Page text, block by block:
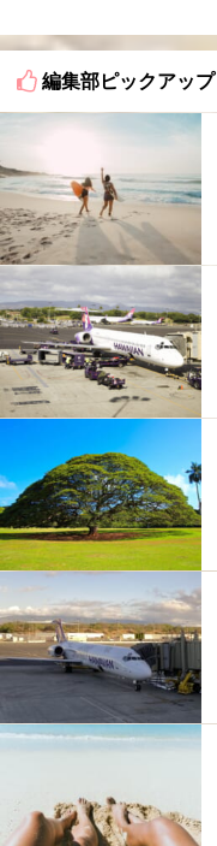
編集部ピックアップ